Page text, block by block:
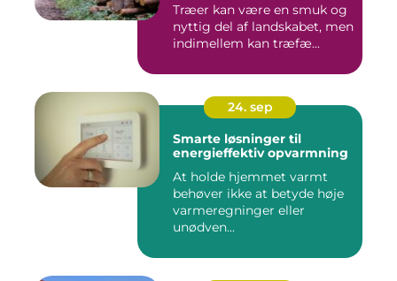
Træer kan være en smuk og
nyttig del af landskabet, men
indimellem kan træfæ...
24. sep
Smarte løsninger til
energieffektiv opvarmning
At holde hjemmet varmt
behøver ikke at betyde høje
varmeregninger eller
unødven...